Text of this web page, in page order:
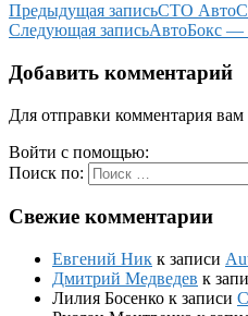
Предыдущая записьСТО
Следующая записьАвтоБокс —
Добавить комментарий
Для отправки комментария
Войти с помощью:
Поиск по:
Свежие комментарии
Евгений Ник к записи
Дмитрий Медведев к
Лилия Босенко к записи